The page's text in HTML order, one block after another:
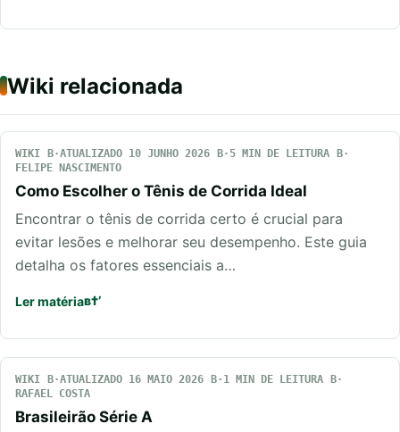
Wiki relacionada
WIKI ATUALIZADO 10 JUNHO 2026
5 MIN DE LEITURA
FELIPE NASCIMENTO
Como Escolher o Tênis de Corrida Ideal
Encontrar o tênis de corrida certo é crucial para
evitar lesões e melhorar seu desempenho. Este guia
detalha os fatores essenciais a…
Ler matéria
WIKI ATUALIZADO 16 MAIO 2026
1 MIN DE LEITURA
RAFAEL COSTA
Brasileirão Série A